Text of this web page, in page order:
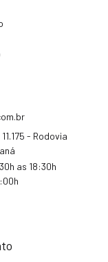
- Rodovia
as 18:30h